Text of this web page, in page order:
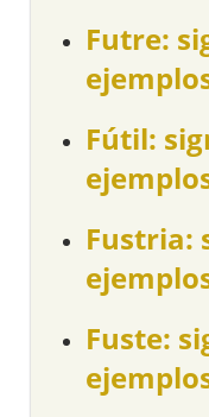
Futre:
Fútil:
Fustria:
Fuste: